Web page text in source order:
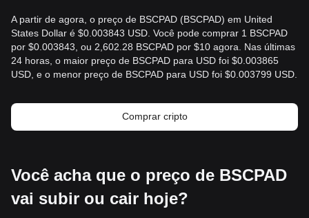
A partir de agora, o preço de BSCPAD (BSCPAD) em United
States Dollar é $0.003843 USD. Você pode comprar 1 BSCPAD
por $0.003843, ou 2,602.28 BSCPAD por $10 agora. Nas últimas
24 horas, o maior preço de BSCPAD para USD foi $0.003865
USD, e o menor preço de BSCPAD para USD foi $0.003799 USD.
Comprar cripto
Você acha que o preço de BSCPAD
vai subir ou cair hoje?